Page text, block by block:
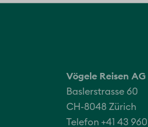
Vögele Reisen AG
Baslerstrasse 60
CH-8048 Zürich
Telefon +41 43 960